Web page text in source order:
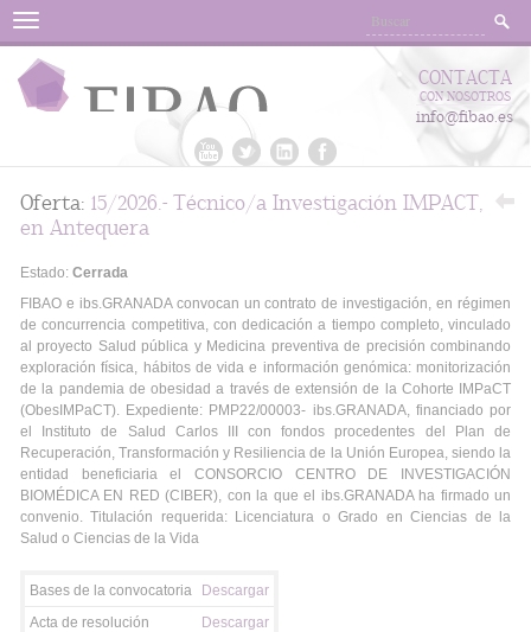
Menu
CONTACTA
CON NOSOTROS
info@fibao.es
Oferta: 15/2026.- Técnico/a Investigación IMPACT,
en Antequera
Estado: Cerrada
FIBAO e ibs.GRANADA convocan un contrato de investigación, en régimen
de concurrencia competitiva, con dedicación a tiempo completo, vinculado
al proyecto Salud pública y Medicina preventiva de precisión combinando
exploración física, hábitos de vida e información genómica: monitorización
de la pandemia de obesidad a través de extensión de la Cohorte IMPaCT
(ObesIMPaCT). Expediente: PMP22/00003- ibs.GRANADA, financiado por
el Instituto de Salud Carlos III con fondos procedentes del Plan de
Recuperación, Transformación y Resiliencia de la Unión Europea, siendo la
entidad beneficiaria el CONSORCIO CENTRO DE INVESTIGACIÓN
BIOMÉDICA EN RED (CIBER), con la que el ibs.GRANADA ha firmado un
convenio. Titulación requerida: Licenciatura o Grado en Ciencias de la
Salud o Ciencias de la Vida
Bases de la convocatoria
Descargar
Acta de resolución
Descargar